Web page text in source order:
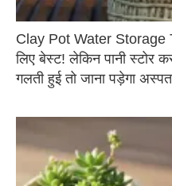
Clay Pot Water Storage
लिए बेस्ट! लेकिन पानी स्टोर
गलती हुई तो जाना पड़ेगा